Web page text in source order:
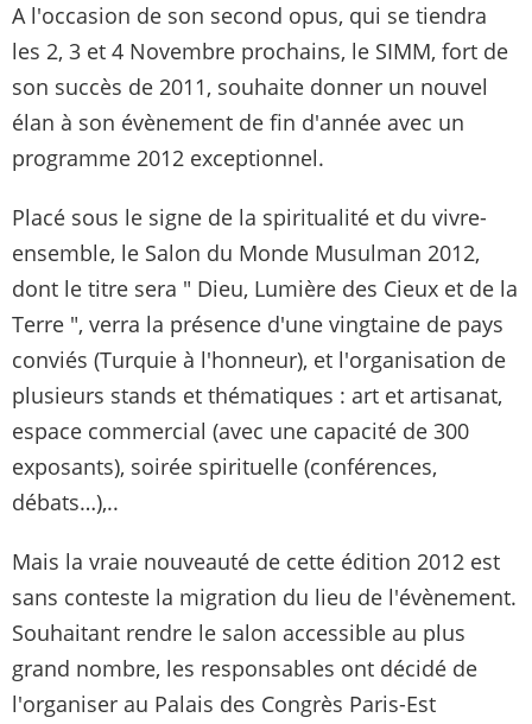
A l'occasion de son second opus, qui se tiendra
les 2, 3 et 4 Novembre prochains, le SIMM, fort de
son succès de 2011, souhaite donner un nouvel
élan à son évènement de fin d'année avec un
programme 2012 exceptionnel.
Placé sous le signe de la spiritualité et du vivre-
ensemble, le Salon du Monde Musulman 2012,
dont le titre sera " Dieu, Lumière des Cieux et de la
Terre ", verra la présence d'une vingtaine de pays
conviés (Turquie à l'honneur), et l'organisation de
plusieurs stands et thématiques : art et artisanat,
espace commercial (avec une capacité de 300
exposants), soirée spirituelle (conférences,
débats…),..
Mais la vraie nouveauté de cette édition 2012 est
sans conteste la migration du lieu de l'évènement.
Souhaitant rendre le salon accessible au plus
grand nombre, les responsables ont décidé de
l'organiser au Palais des Congrès Paris-Est